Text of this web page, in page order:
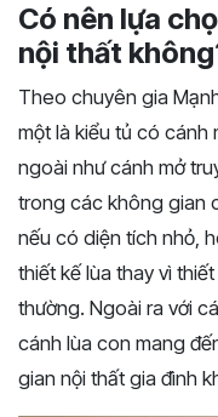
Có nên lựa
nội thất
Theo chuyên gia
một là kiểu tủ có cánh
ngoài như cánh mở
trong các không gian
nếu có diện tích nhỏ,
thiết kế lùa thay vì
thường. Ngoài ra với
cánh lùa con mang
gian nội thất gia đình